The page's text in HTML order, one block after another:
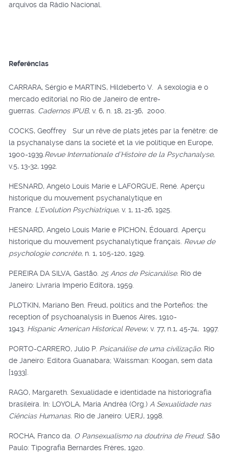
arquivos da Rádio Nacional.
Referências
CARRARA, Sérgio e MARTINS, Hildeberto V. A sexologia e o
mercado editorial no Rio de Janeiro de entre-
guerras. Cadernos IPUB, v. 6, n. 18, 21-36, 2000.
COCKS, Geoffrey Sur un rêve de plats jetés par la fenêtre: de
la psychanalyse dans la societé et la vie politique en Europe,
1900-1939. Revue Internationale d’Histoire de la Psychanalyse,
v.5, 13-32, 1992.
HESNARD, Angelo Louis Marie e LAFORGUE, René. Aperçu
historique du mouvement psychanalytique en
France. L’Evolution Psychiatrique, v. 1, 11-26, 1925.
HESNARD, Angelo Louis Marie e PICHON, Édouard. Aperçu
historique du mouvement psychanalytique français. Revue de
psychologie concrète, n. 1, 105-120, 1929.
PEREIRA DA SILVA, Gastão. 25 Anos de Psicanálise. Rio de
Janeiro: Livraria Imperio Editora, 1959.
PLOTKIN, Mariano Ben. Freud, politics and the Porteños: the
reception of psychoanalysis in Buenos Aires, 1910-
1943. Hispanic American Historical Revew, v. 77, n.1, 45-74, 1997.
PORTO-CARRERO, Julio P. Psicanálise de uma civilização. Rio
de Janeiro: Editora Guanabara; Waissman: Koogan, sem data
[1933].
RAGO, Margareth. Sexualidade e identidade na historiografia
brasileira. In: LOYOLA, Maria Andréa (Org.) A Sexualidade nas
Ciências Humanas. Rio de Janeiro: UERJ, 1998.
ROCHA, Franco da. O Pansexualismo na doutrina de Freud. São
Paulo: Tipografia Bernardes Frères, 1920.